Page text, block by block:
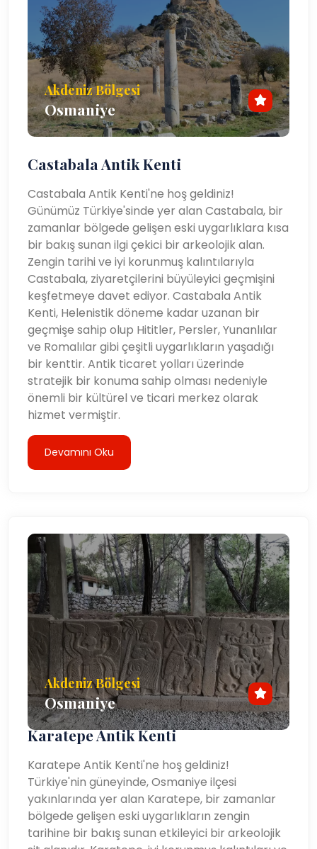
Akdeniz Bölgesi
Osmaniye
Castabala Antik Kenti
Castabala Antik Kenti'ne hoş geldiniz!
Günümüz Türkiye'sinde yer alan Castabala, bir
zamanlar bölgede gelişen eski uygarlıklara kısa
bir bakış sunan ilgi çekici bir arkeolojik alan.
Zengin tarihi ve iyi korunmuş kalıntılarıyla
Castabala, ziyaretçilerini büyüleyici geçmişini
keşfetmeye davet ediyor. Castabala Antik
Kenti, Helenistik döneme kadar uzanan bir
geçmişe sahip olup Hititler, Persler, Yunanlılar
ve Romalılar gibi çeşitli uygarlıkların yaşadığı
bir kenttir. Antik ticaret yolları üzerinde
stratejik bir konuma sahip olması nedeniyle
önemli bir kültürel ve ticari merkez olarak
hizmet vermiştir.
Devamını Oku
Akdeniz Bölgesi
Osmaniye
Karatepe Antik Kenti
Karatepe Antik Kenti'ne hoş geldiniz!
Türkiye'nin güneyinde, Osmaniye ilçesi
yakınlarında yer alan Karatepe, bir zamanlar
bölgede gelişen eski uygarlıkların zengin
tarihine bir bakış sunan etkileyici bir arkeolojik